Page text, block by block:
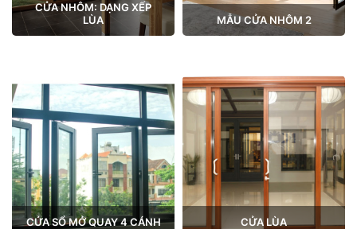
CỬA NHÔM: DẠNG XẾP
LÙA
MẪU CỬA NHÔM 2
CỬA SỔ MỞ QUAY 4 CÁNH CỬA LÙA